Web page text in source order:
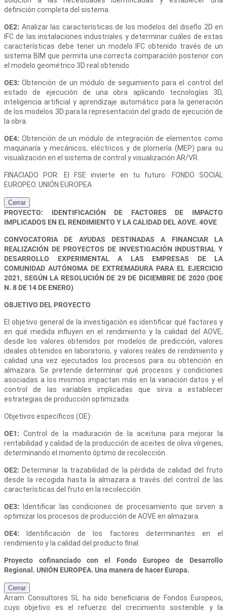
definición completa del sistema.
OE2: Analizar las características de los modelos del diseño 2D en
IFC de las instalaciones industriales y determinar cuáles de estas
características debe tener un modelo IFC obtenido través de un
sistema BIM que permita una correcta comparación posterior con
el modelo geométrico 3D real obtenido.
OE3: Obtención de un módulo de seguimiento para el control del
estado de ejecución de una obra aplicando tecnologías 3D,
inteligencia artificial y aprendizaje automático para la generación
de los modelos 3D para la representación del grado de ejecución de
la obra.
OE4: Obtención de un módulo de integración de elementos como
maquinaría y mecánicos, eléctricos y de plomería (MEP) para su
visualización en el sistema de control y visualización AR/VR.
FINACIADO POR: El FSE invierte en tu futuro. FONDO SOCIAL
EUROPEO. UNIÓN EUROPEA
Cerrar
PROYECTO: IDENTIFICACIÓN DE FACTORES DE IMPACTO
IMPLICADOS EN EL RENDIMIENTO Y LA CALIDAD DEL AOVE. 4OVE
CONVOCATORIA DE AYUDAS DESTINADAS A FINANCIAR LA
REALIZACIÓN DE PROYECTOS DE INVESTIGACIÓN INDUSTRIAL Y
DESARROLLO EXPERIMENTAL A LAS EMPRESAS DE LA
COMUNIDAD AUTÓNOMA DE EXTREMADURA PARA EL EJERCICIO
2021, SEGÚN LA RESOLUCIÓN DE 29 DE DICIEMBRE DE 2020 (DOE
N. 8 DE 14 DE ENERO)
OBJETIVO DEL PROYECTO
El objetivo general de la investigación es identificar qué factores y
en qué medida influyen en el rendimiento y la calidad del AOVE,
desde los valores obtenidos por modelos de predicción, valores
ideales obtenidos en laboratorio, y valores reales de rendimiento y
calidad una vez ejecutados los procesos para su obtención en
almazara. Se pretende determinar qué procesos y condiciones
asociadas a los mismos impactan más en la variación datos y el
control de las variables implicadas que sirva a establecer
estrategias de producción optimizada
Objetivos específicos (OE):
OE1: Control de la maduración de la aceituna para mejorar la
rentabilidad y calidad de la producción de aceites de oliva vírgenes,
determinando el momento óptimo de recolección.
OE2: Determinar la trazabilidad de la pérdida de calidad del fruto
desde la recogida hasta la almazara a través del control de las
características del fruto en la recolección.
OE3:
Identificar las condiciones de procesamiento que sirven a
optimizar los procesos de producción de AOVE en almazara.
OE4:
Identificación de los factores determinantes en el
rendimiento y la calidad del producto final.
Proyecto cofinanciado con el Fondo Europeo de Desarrollo
Regional. UNIÓN EUROPEA. Una manera de hacer Europa.
Cerrar
Arram Consultores SL
ha sido beneficiaria de Fondos Europeos,
cuyo objetivo es el refuerzo del crecimiento sostenible y la